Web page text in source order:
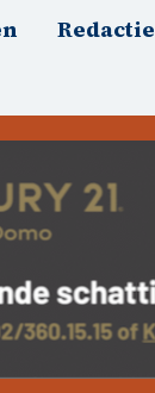
Redactie